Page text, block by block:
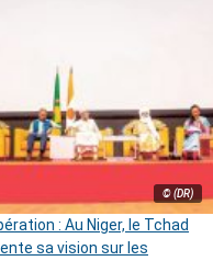
© (DR)
: Au Niger, le Tchad
sa vision sur les